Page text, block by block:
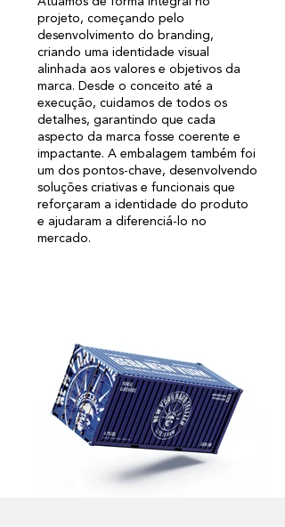
projeto, começando pelo
desenvolvimento do branding,
criando uma identidade visual
alinhada aos valores e objetivos da
marca. Desde o conceito até a
execução, cuidamos de todos os
detalhes, garantindo que cada
aspecto da marca fosse coerente e
impactante. A embalagem também foi
um dos pontos-chave, desenvolvendo
soluções criativas e funcionais que
reforçaram a identidade do produto
e ajudaram a diferenciá-lo no
mercado.